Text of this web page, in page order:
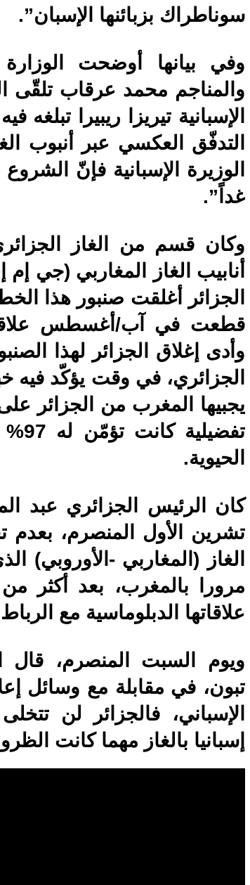
سوناطراك بزبائنها الإسبان”.
وفي بيانها أوضحت
والمناجم محمد عرقاب تلقّى
الإسبانية تيريزا ريبيرا
التدفّق العكسي عبر أنبوب
الوزيرة الإسبانية فإنّ
غداً”.
وكان قسم من الغاز
أنابيب الغاز المغاربي (جي
الجزائر أغلقت صنبور هذا
قطعت في آب/أغسطس
وأدى إغلاق الجزائر لهذا
الجزائري، في وقت يؤكّد فيه
يجبيها المغرب من الجزائر
الحيوية.
تشرين الأول المنصرم، بعدم
الغاز (المغاربي -الأوروبي)
مرورا بالمغرب، بعد أكثر
علاقاتها الدبلوماسية مع
ويوم السبت المنصرم، قال
تبون، في مقابلة مع وسائل
الإسباني، فالجزائر لن
إسبانيا بالغاز مهما كانت